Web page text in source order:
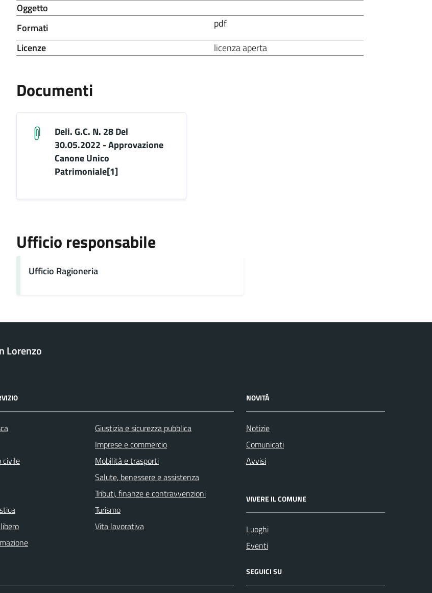
Oggetto
Formati
pdf
Licenze
licenza aperta
Documenti
Deli. G.C. N. 28 Del
30.05.2022 - Approvazione
Canone Unico
Patrimoniale[1]
Ufficio responsabile
Ufficio Ragioneria
Lorenzo
civile
Giustizia e sicurezza pubblica
Imprese e commercio
Mobilità e trasporti
Salute, benessere e assistenza
Tributi, finanze e contravvenzioni
Turismo
Vita lavorativa
NOVITÀ
Notizie
Comunicati
Avvisi
VIVERE IL COMUNE
Luoghi
Eventi
SEGUICI SU